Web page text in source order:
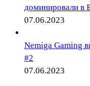
доминировали в
07.06.2023
Nemiga Gaming
#2
07.06.2023